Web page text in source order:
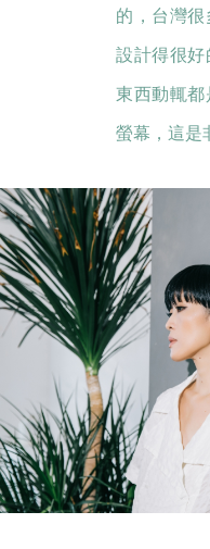
的，台灣
設計得很好
東西動輒都
螢幕，這是